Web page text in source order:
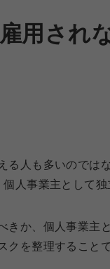
用され
人も多いのでは
人事業主として独
か、個人事業主
クを整理すること